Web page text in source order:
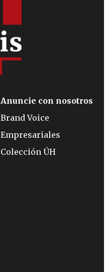
Anuncie con nosotros
Brand Voice
Empresariales
Colección ÚH